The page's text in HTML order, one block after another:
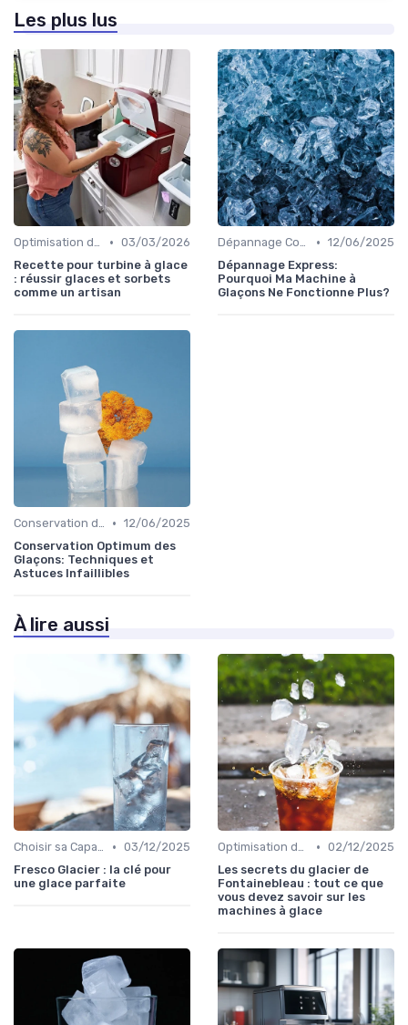
Les plus lus
Optimisation de Production • 03/03/2026
Recette pour turbine à glace
: réussir glaces et sorbets
comme un artisan
Dépannage Courant • 12/06/2025
Dépannage Express:
Pourquoi Ma Machine à
Glaçons Ne Fonctionne Plus?
Conservation des Glaçons • 12/06/2025
Conservation Optimum des
Glaçons: Techniques et
Astuces Infaillibles
À lire aussi
Choisir sa Capacité • 03/12/2025
Fresco Glacier : la clé pour
une glace parfaite
Optimisation de Production • 02/12/2025
Les secrets du glacier de
Fontainebleau : tout ce que
vous devez savoir sur les
machines à glace